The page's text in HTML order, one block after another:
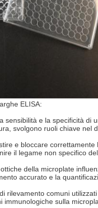
ELISA:
sensibilità e la specificità
svolgono ruoli chiave nel
e bloccare
il legame non specifico
della microplate
accurato e la
rilevamento comuni
sulla